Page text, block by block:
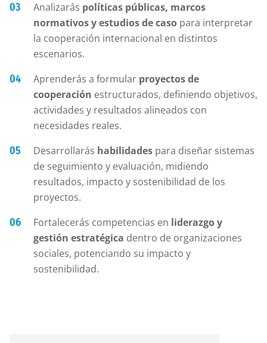
Analizarás políticas públicas, marcos
normativos y estudios de caso para interpretar
la cooperación internacional en distintos
escenarios.
Aprenderás a formular proyectos de
cooperación estructurados, definiendo objetivos,
actividades y resultados alineados con
necesidades reales.
Desarrollarás habilidades para diseñar sistemas
de seguimiento y evaluación, midiendo
resultados, impacto y sostenibilidad de los
proyectos.
Fortalecerás competencias en liderazgo y
gestión estratégica dentro de organizaciones
sociales, potenciando su impacto y
sostenibilidad.